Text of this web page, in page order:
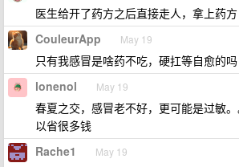
医生给开了药方之后直接走人，拿上药
CouleurApp May 19
只有我感冒是啥药不吃，硬扛等自愈的吗
lonenol May 19
春夏之交，感冒老不好，更可能是过敏
以省很多钱
Rache1 May 19